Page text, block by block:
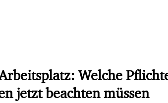
Welche
jetzt beachten müssen